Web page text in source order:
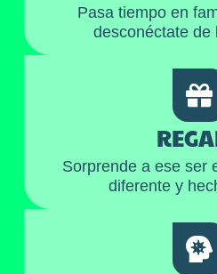
Pasa tiempo en
desconéctate de
Sorprende a ese ser
diferente y